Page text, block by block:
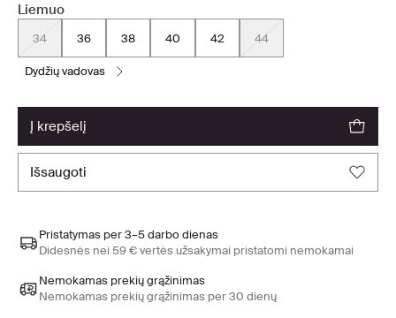
Liemuo
34 36 38 40 42 44
dydžių vadovas
į krepšelį
išsaugoti
Pristatymas per 3–5 darbo dienas
Didesnės nei 59 € vertės užsakymai pristatomi nemokamai
Nemokamas prekių grąžinimas
Nemokamas prekių grąžinimas per 30 dienų